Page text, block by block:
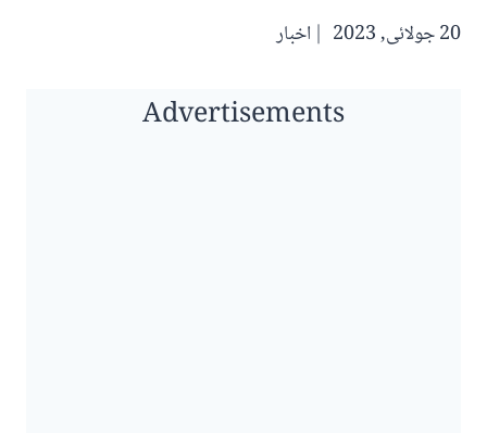
20 جولائی, 2023 اخبار
Advertisements